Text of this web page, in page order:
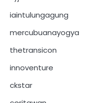
iaintulungagung
mercubuanayogya
thetransicon
innoventure
ckstar